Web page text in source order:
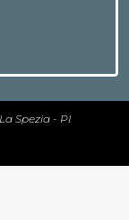
Spezia - PI